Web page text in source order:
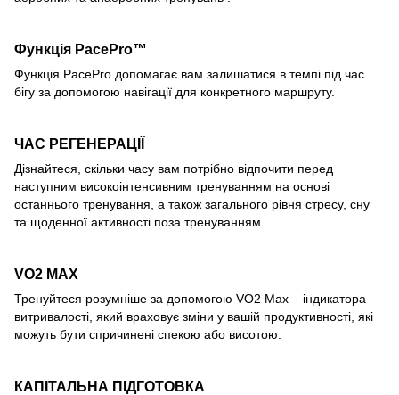
Функція PacePro™
Функція PacePro допомагає вам залишатися в темпі під час
бігу за допомогою навігації для конкретного маршруту.
ЧАС РЕГЕНЕРАЦІЇ
Дізнайтеся, скільки часу вам потрібно відпочити перед
наступним високоінтенсивним тренуванням на основі
останнього тренування, а також загального рівня стресу, сну
та щоденної активності поза тренуванням.
VO2 MAX
Тренуйтеся розумніше за допомогою VO2 Max – індикатора
витривалості, який враховує зміни у вашій продуктивності, які
можуть бути спричинені спекою або висотою.
КАПІТАЛЬНА ПІДГОТОВКА